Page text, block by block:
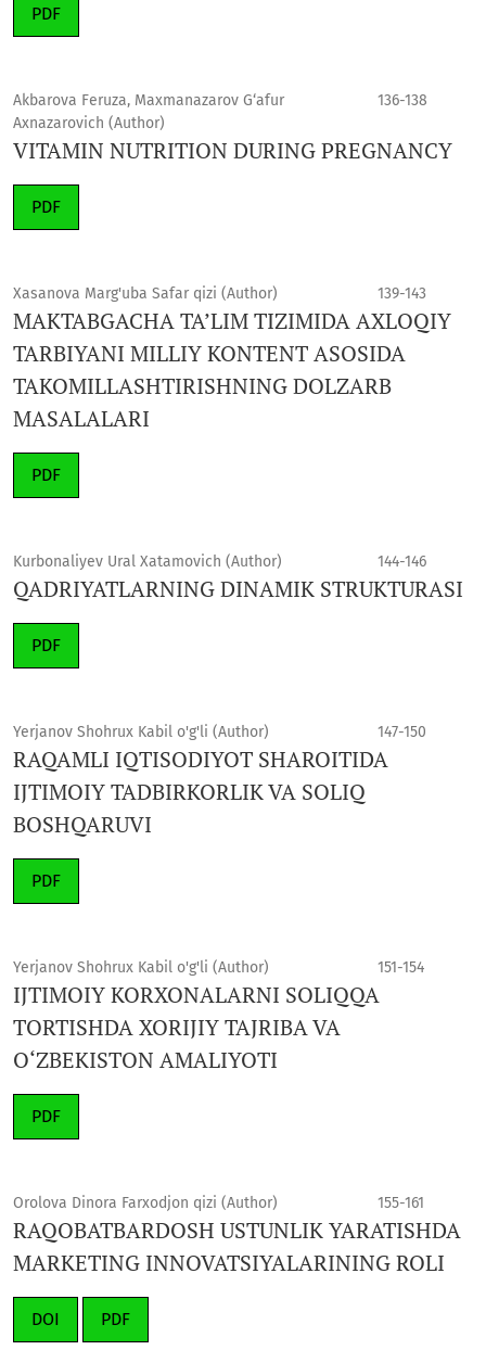
PDF
Akbarova Feruza, Maxmanazarov G‘afur
Axnazarovich (Author)
136-138
VITAMIN NUTRITION DURING PREGNANCY
PDF
Xasanova Marg'uba Safar qizi (Author) 139-143
MAKTABGACHA TA’LIM TIZIMIDA AXLOQIY
TARBIYANI MILLIY KONTENT ASOSIDA
TAKOMILLASHTIRISHNING DOLZARB
MASALALARI
PDF
Kurbonaliyev Ural Xatamovich (Author) 144-146
QADRIYATLARNING DINAMIK STRUKTURASI
PDF
Yerjanov Shohrux Kabil o'g'li (Author) 147-150
RAQAMLI IQTISODIYOT SHAROITIDA
IJTIMOIY TADBIRKORLIK VA SOLIQ
BOSHQARUVI
PDF
Yerjanov Shohrux Kabil o'g'li (Author) 151-154
IJTIMOIY KORXONALARNI SOLIQQA
TORTISHDA XORIJIY TAJRIBA VA
O‘ZBEKISTON AMALIYOTI
PDF
Orolova Dinora Farxodjon qizi (Author) 155-161
RAQOBATBARDOSH USTUNLIK YARATISHDA
MARKETING INNOVATSIYALARINING ROLI
DOI PDF